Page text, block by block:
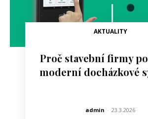
AKTUALITY
Proč stavební firmy
moderní docházkové
admin - 23.3.2026